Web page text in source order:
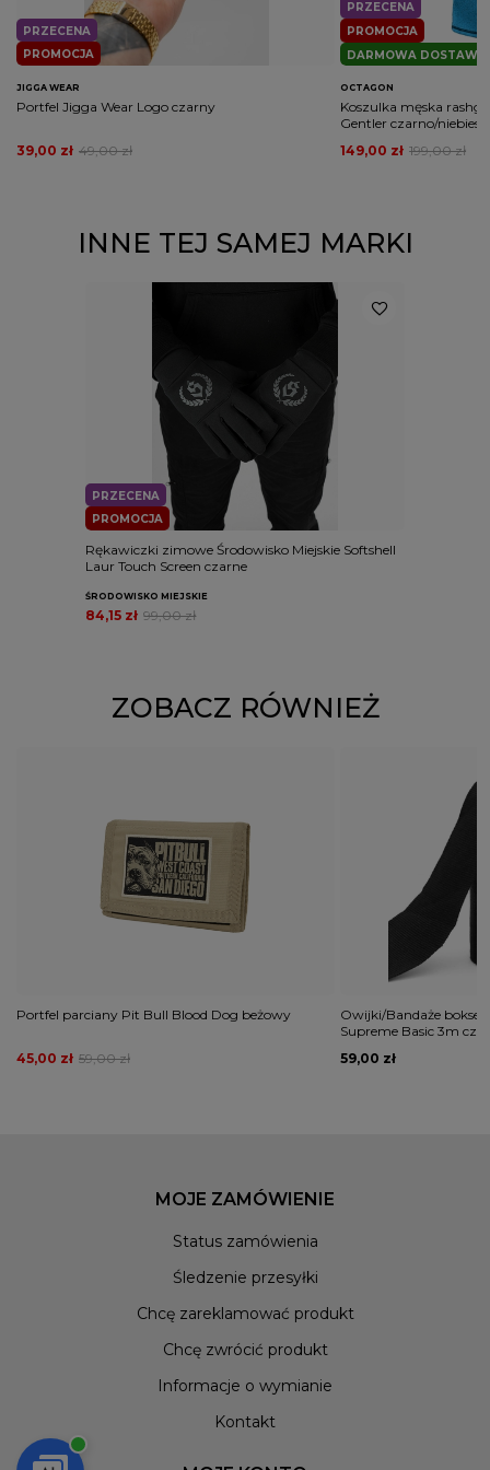
PROMOCJA
PRZECENA
JIGGA WEAR
Portfel Jigga Wear Logo czarny
49,00 zł
39,00 zł
PROMOCJA
PRZECENA
DARMOWA DOSTAWA
OCTAGON
Koszulka męska
Gentler czarno/
199,00 zł
149,00 zł
INNE TEJ SAMEJ MARKI
PROMOCJA
PRZECENA
Rękawiczki zimowe Środowisko Miejskie Softshell
Laur Touch Screen czarne
ŚRODOWISKO MIEJSKIE
99,00 zł
84,15 zł
ZOBACZ RÓWNIEŻ
Portfel parciany Pit Bull Blood Dog beżowy
59,00 zł
45,00 zł
Owijki/Bandaże
Supreme Basic 3m
59,00 zł
MOJE ZAMÓWIENIE
Status zamówienia
Śledzenie przesyłki
Chcę zareklamować produkt
Chcę zwrócić produkt
Informacje o wymianie
Kontakt